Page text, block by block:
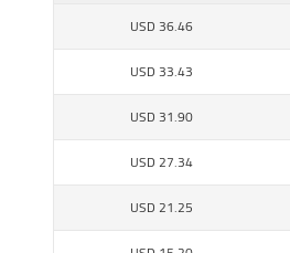
36.46
USD
33.43
USD
31.90
USD
27.34
USD
21.25
USD